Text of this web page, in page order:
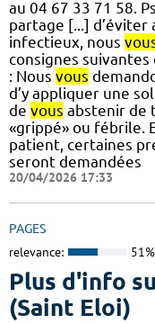
au 04 67 33 71 58.
partage [...]
infectieux, nous
consignes suivantes
: Nous vous
d’y appliquer une
de vous abstenir de
«grippé» ou fébrile.
patient, certaines
seront demandées
20/04/2026 17:33
PAGES
relevance: 51%
Plus d'info
(Saint Eloi)